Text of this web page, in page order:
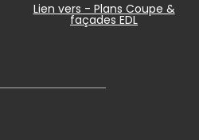
Lien vers - Plans Coupe &
façades EDL